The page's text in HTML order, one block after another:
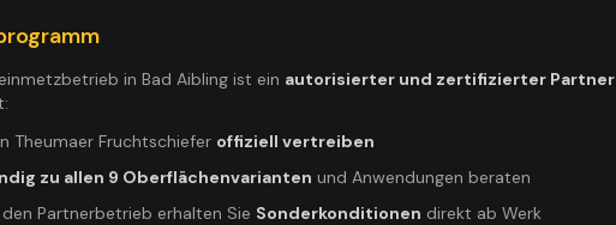
in Bad Aibling ist ein autorisierter und zertifizierter Partner
Theumaer Fruchtschiefer offiziell vertreiben
zu allen 9 Oberflächenvarianten und Anwendungen beraten
Partnerbetrieb erhalten Sie Sonderkonditionen direkt ab Werk